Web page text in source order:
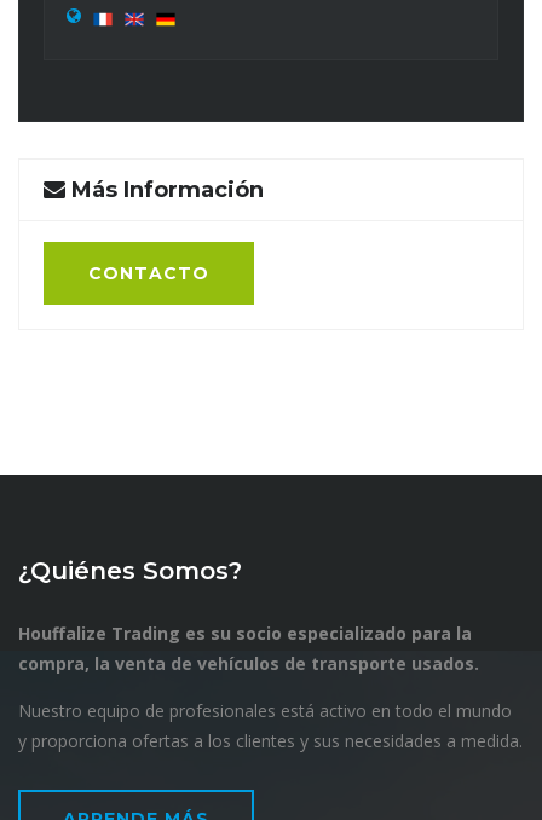
Más Información
CONTACTO
¿Quiénes Somos?
Houffalize Trading es su socio especializado para la
compra, la venta de vehículos de transporte usados.
Nuestro equipo de profesionales está activo en todo el mundo
y proporciona ofertas a los clientes y sus necesidades a medida.